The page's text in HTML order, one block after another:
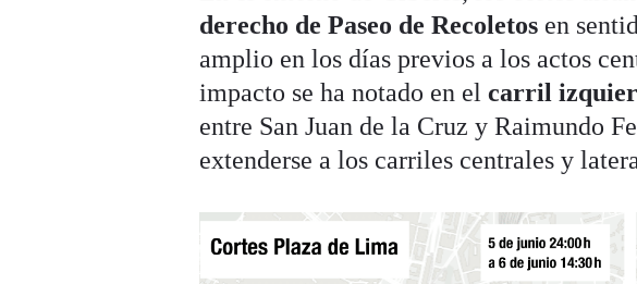
derecho de Paseo de Recoletos en
amplio en los días previos a los actos
impacto se ha notado en elcarril
entre San Juan de la Cruz y Raimundo
extenderse a los carriles centrales y